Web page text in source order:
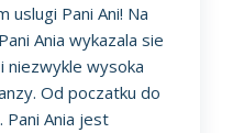
uslugi Pani Ani! Na
Ania wykazala sie
niezwykle wysoka
Od poczatku do
Pani Ania jest